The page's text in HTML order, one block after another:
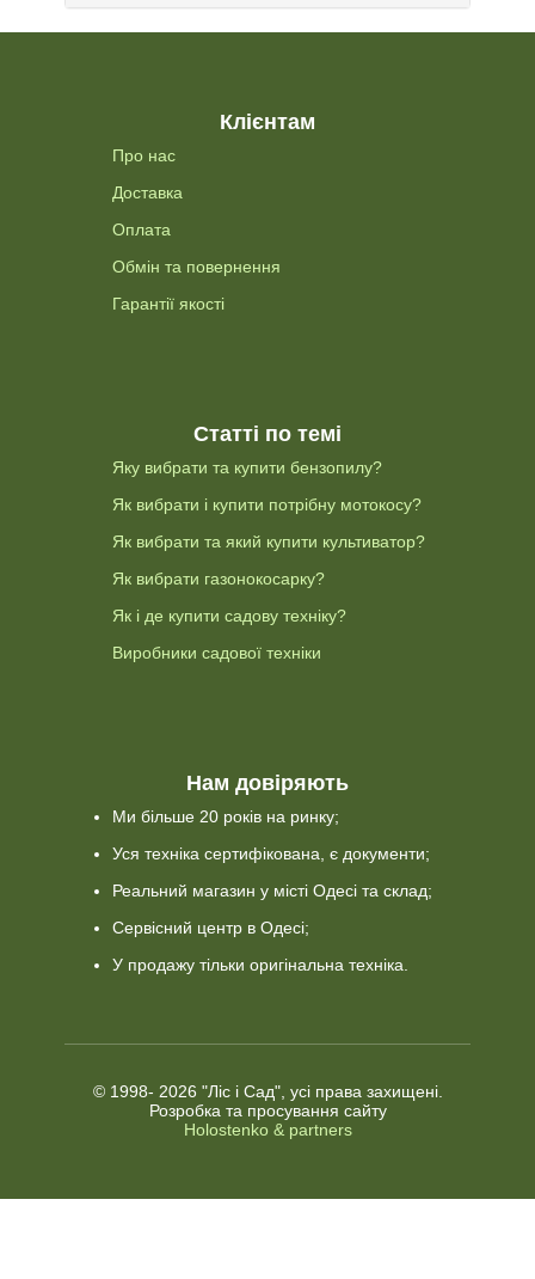
Клієнтам
Про нас
Доставка
Оплата
Обмін та повернення
Гарантії якості
Статті по темі
Яку вибрати та купити бензопилу?
Як вибрати і купити потрібну мотокосу?
Як вибрати та який купити культиватор?
Як вибрати газонокосарку?
Як і де купити садову техніку?
Виробники садової техніки
Нам довіряють
Ми більше 20 років на ринку;
Уся техніка сертифікована, є документи;
Реальний магазин у місті Одесі та склад;
Сервісний центр в Одесі;
У продажу тільки оригінальна техніка.
© 1998- 2026 "Ліс і Сад", усі права захищені.
Розробка та просування сайту
Holostenko & partners